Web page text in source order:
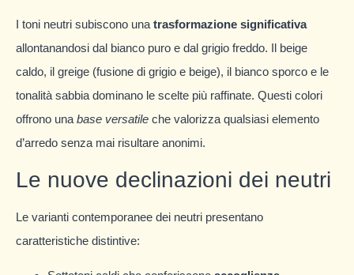
I toni neutri subiscono unatrasformazione significativa
allontanandosi dal bianco puro e dal grigio freddo. Il beige
caldo, il greige (fusione di grigio e beige), il bianco sporco e le
tonalità sabbia dominano le scelte più raffinate. Questi colori
offrono unabase versatile che valorizza qualsiasi elemento
d’arredo senza mai risultare anonimi.
Le nuove declinazioni dei neutri
Le varianti contemporanee dei neutri presentano
caratteristiche distintive: